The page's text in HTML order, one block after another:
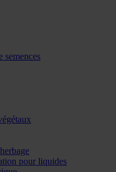
semences
pour liquides